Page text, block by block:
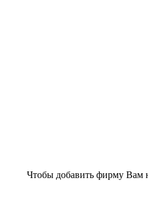
Чтобы добавить фирму Вам